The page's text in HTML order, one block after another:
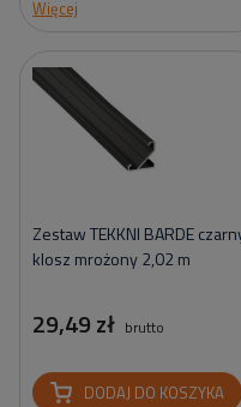
Więcej
Zestaw TEKKNI BARDE
klosz mrożony 2,02 m
29,49 zł brutto
DODAJ DO KOSZYKA